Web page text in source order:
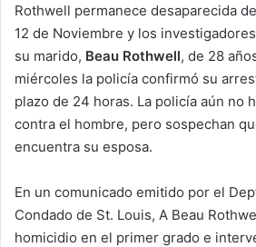
Rothwell permanece desaparecida
12 de Noviembre y los
su marido, Beau Rothwell, de 28
miércoles la policía confirmó su
plazo de 24 horas. La policía aún no
contra el hombre, pero sospechan
encuentra su esposa.
En un comunicado emitido por el
Condado de St. Louis, A Beau
homicidio en el primer grado e